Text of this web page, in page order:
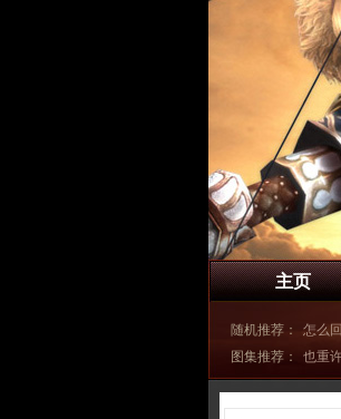
主页
随机推荐： 怎么
图集推荐：
也重